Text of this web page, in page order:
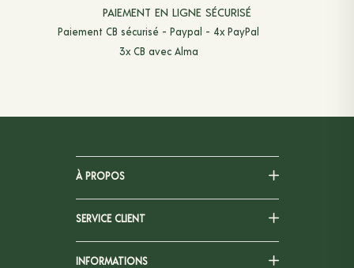
PAIEMENT EN LIGNE SÉCURISÉ
Paiement CB sécurisé - Paypal - 4x PayPal
3x CB avec Alma
À PROPOS
SERVICE CLIENT
INFORMATIONS